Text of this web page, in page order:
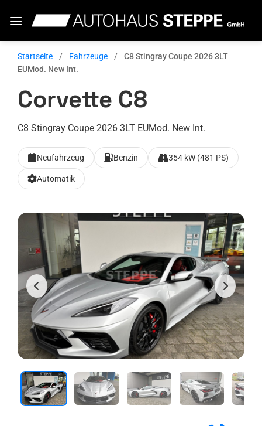
Inhalt
Startseite / Fahrzeuge /
C8 Stingray Coupe 2026 3LT
EUMod. New Int.
Corvette C8
C8 Stingray Coupe 2026 3LT EUMod. New Int.
Neufahrzeug Benzin 354 kW (481 PS)
Automatik